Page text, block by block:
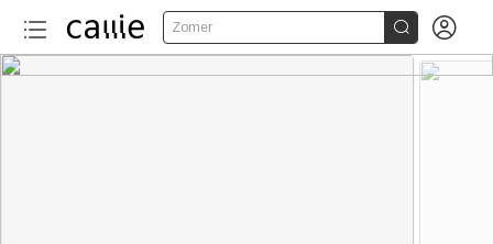
Zomer  